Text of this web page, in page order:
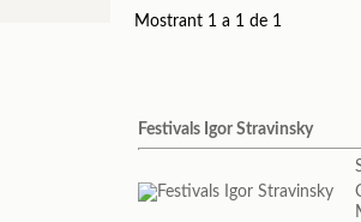
Mostrant 1 a 1 de 1
Festivals Igor Stravinsky